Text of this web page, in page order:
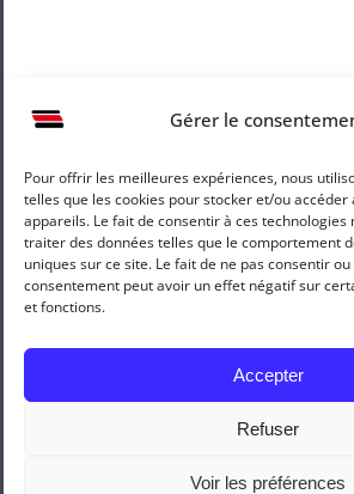
Gérer le
Pour offrir les meilleures expériences, nous
telles que les cookies pour stocker et/ou
appareils. Le fait de consentir à ces technologies
traiter des données telles que le comportement
uniques sur ce site. Le fait de ne pas consentir
consentement peut avoir un effet négatif sur
et fonctions.
Accepter
Refuser
Voir les préférences
Mentions légales
Jean Rochette | Tous droits